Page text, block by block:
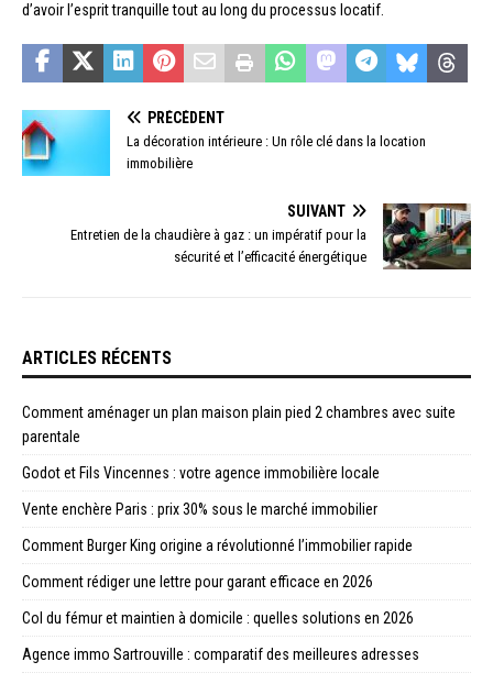
d’avoir l’esprit tranquille tout au long du processus locatif.
PRÉCÉDENT
La décoration intérieure : Un rôle clé dans la location
immobilière
SUIVANT
Entretien de la chaudière à gaz : un impératif pour la
sécurité et l’efficacité énergétique
ARTICLES RÉCENTS
Comment aménager un plan maison plain pied 2 chambres avec suite
parentale
Godot et Fils Vincennes : votre agence immobilière locale
Vente enchère Paris : prix 30% sous le marché immobilier
Comment Burger King origine a révolutionné l’immobilier rapide
Comment rédiger une lettre pour garant efficace en 2026
Col du fémur et maintien à domicile : quelles solutions en 2026
Agence immo Sartrouville : comparatif des meilleures adresses